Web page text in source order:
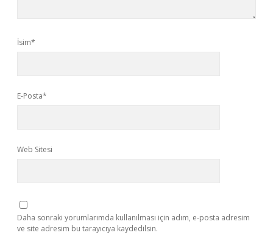
İsim*
E-Posta*
Web Sitesi
Daha sonraki yorumlarımda kullanılması için adım, e-posta adresim
ve site adresim bu tarayıcıya kaydedilsin.